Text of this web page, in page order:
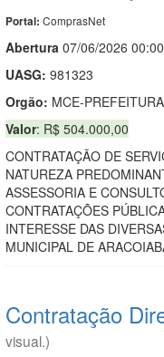
Portal: ComprasNet
Abertura 07/06/2026 00:00
UASG: 981323
Orgão: MCE-
Valor: R$ 504.000,00
CONTRATAÇÃO DE
NATUREZA
ASSESSORIA E
CONTRATAÇÕES
INTERESSE DAS
MUNICIPAL DE
Contratação
visual.)